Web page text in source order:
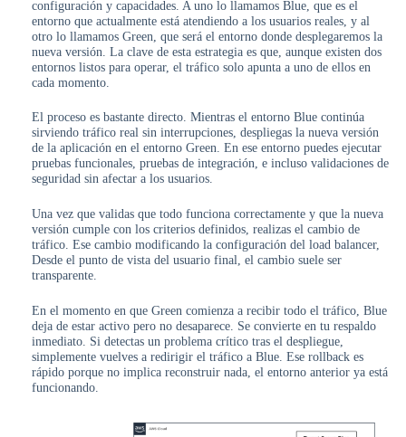
configuración y capacidades. A uno lo llamamos Blue, que es el
entorno que actualmente está atendiendo a los usuarios reales, y al
otro lo llamamos Green, que será el entorno donde desplegaremos la
nueva versión. La clave de esta estrategia es que, aunque existen dos
entornos listos para operar, el tráfico solo apunta a uno de ellos en
cada momento.
El proceso es bastante directo. Mientras el entorno Blue continúa
sirviendo tráfico real sin interrupciones, despliegas la nueva versión
de la aplicación en el entorno Green. En ese entorno puedes ejecutar
pruebas funcionales, pruebas de integración, e incluso validaciones de
seguridad sin afectar a los usuarios.
Una vez que validas que todo funciona correctamente y que la nueva
versión cumple con los criterios definidos, realizas el cambio de
tráfico. Ese cambio modificando la configuración del load balancer,
Desde el punto de vista del usuario final, el cambio suele ser
transparente.
En el momento en que Green comienza a recibir todo el tráfico, Blue
deja de estar activo pero no desaparece. Se convierte en tu respaldo
inmediato. Si detectas un problema crítico tras el despliegue,
simplemente vuelves a redirigir el tráfico a Blue. Ese rollback es
rápido porque no implica reconstruir nada, el entorno anterior ya está
funcionando.